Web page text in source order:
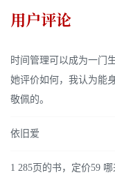
用户评论
时间管理可以成为一门
她评价如何，我认为能
敬佩的。
依旧爱
1 285页的书，定价59